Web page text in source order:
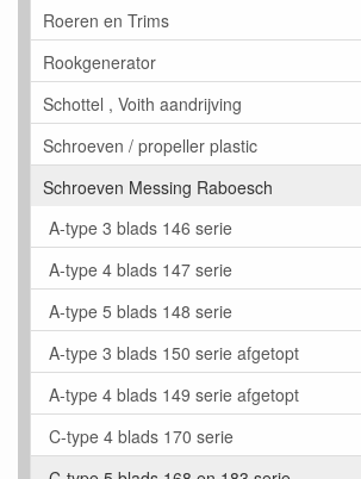
Roeren en Trims
Rookgenerator
Schottel , Voith aandrijving
Schroeven / propeller plastic
Schroeven Messing Raboesch
A-type 3 blads 146 serie
A-type 4 blads 147 serie
A-type 5 blads 148 serie
A-type 3 blads 150 serie afgetopt
A-type 4 blads 149 serie afgetopt
C-type 4 blads 170 serie